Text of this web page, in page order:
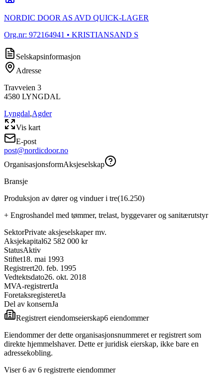
NORDIC DOOR AS AVD QUICK-LAGER
Org.nr: 972164941 • KRISTIANSAND S
Selskapsinformasjon
Adresse
Travveien 3
4580 LYNGDAL
Lyngdal,Agder
Vis kart
E-post
post@nordicdoor.no
OrganisasjonsformAksjeselskap
Bransje
Produksjon av dører og vinduer i tre(16.250)
+ Engroshandel med tømmer, trelast, byggevarer og sanitærutstyr
SektorPrivate aksjeselskaper mv.
Aksjekapital62 582 000 kr
StatusAktiv
Stiftet18. mai 1993
Registrert20. feb. 1995
Vedtektsdato26. okt. 2018
MVA-registrertJa
ForetaksregisteretJa
Del av konsernJa
Registrert eiendomseierskap6 eiendommer
Eiendommer der dette organisasjonsnummeret er registrert som
direkte hjemmelshaver. Dette er juridisk eierskap, ikke bare en
adressekobling.
Viser6 av 6 registrerte eiendommer